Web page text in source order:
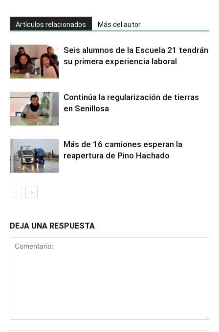
Artículos relacionados Más del autor
Seis alumnos de la Escuela 21 tendrán
su primera experiencia laboral
Continúa la regularización de tierras
en Senillosa
Más de 16 camiones esperan la
reapertura de Pino Hachado
DEJA UNA RESPUESTA